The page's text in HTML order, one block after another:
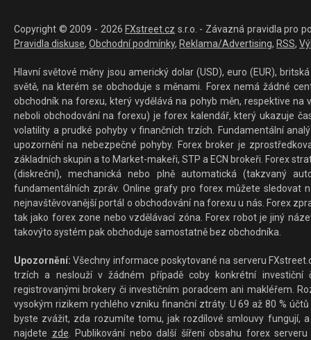
Copyright © 2009 - 2026 FXstreet.cz s.r.o. - Závazná pravidla pro
Pravidla diskuse, Obchodní podmínky, Reklama/Advertising, RSS,
Hlavní světové měny jsou americký dolar (USD), euro (EUR),
světě, na kterém se obchoduje s měnami. Forex nemá žádné
obchodník na forexu, který vydělává na pohyb měn, respektive
neboli obchodování na forexu) je forex kalendář, který ukazuje
volatility a prudké pohyby v finančních trzích. Fundamentální
upozornění na nebezpečné pohyby. Forex broker je
základních skupin a to Market-makeři, STP a ECN brokeři. Forex
(diskreční), mechanická nebo plně automatická (takzvaný
fundamentálních zpráv. Online grafy pro forex můžete sledovat
nejnavštěvovanější portál o obchodování na forexu u nás. Forex
tak jako forex zone nebo vzdělávací zóna. Forex robot je jiný
takovýto systém pak obchoduje samostatně bez obchodníka.
Upozornění: Všechny informace poskytované na serveru
trzích a neslouží v žádném případě coby konkrétní investiční
registrovanými brokery či investičním poradcem ani makléřem.
vysokým rizikem rychlého vzniku finanční ztráty. U 69 až 80 %
byste zvážit, zda rozumíte tomu, jak rozdílové smlouvy fungují,
najdete zde. Publikování nebo další šíření obsahu forex